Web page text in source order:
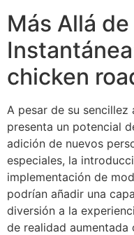
Más Allá
chicken
A pesar de su
presenta un potencial
adición de nuevos
especiales, la
implementación de
podrían añadir una
diversión a la
de realidad